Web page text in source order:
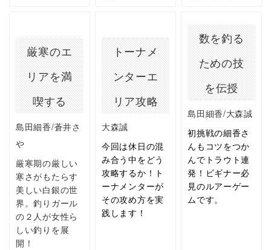
厳寒のエ
リアを満
喫する
島田細香/蒼井さ
や
厳寒期の厳しい
寒さがもたらす
美しい白銀の世
界。釣りガール
の２人が女性ら
しい釣りを展
開！
トーナメ
ンターエ
リア攻略
大森誠
今回は休日の混
み合う中をどう
攻略するか！ト
ーナメンターが
その攻め方を実
践します！
数を釣る
ための技
を伝授
島田細香/大森誠
初挑戦の細香さ
んもコツをつか
んでトラウト連
発！ビギナー必
見のルアーゲー
ムです。